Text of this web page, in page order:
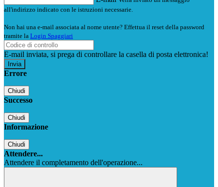
all'indirizzo indicato con le istruzioni necessarie.
Non hai una e-mail associata al nome utente? Effettua il reset della password
tramite la Login Spaggiari
E-mail inviata, si prega di controllare la casella di posta elettronica!
Errore
Chiudi
Successo
Chiudi
Informazione
Chiudi
Attendere...
Attendere il completamento dell'operazione...